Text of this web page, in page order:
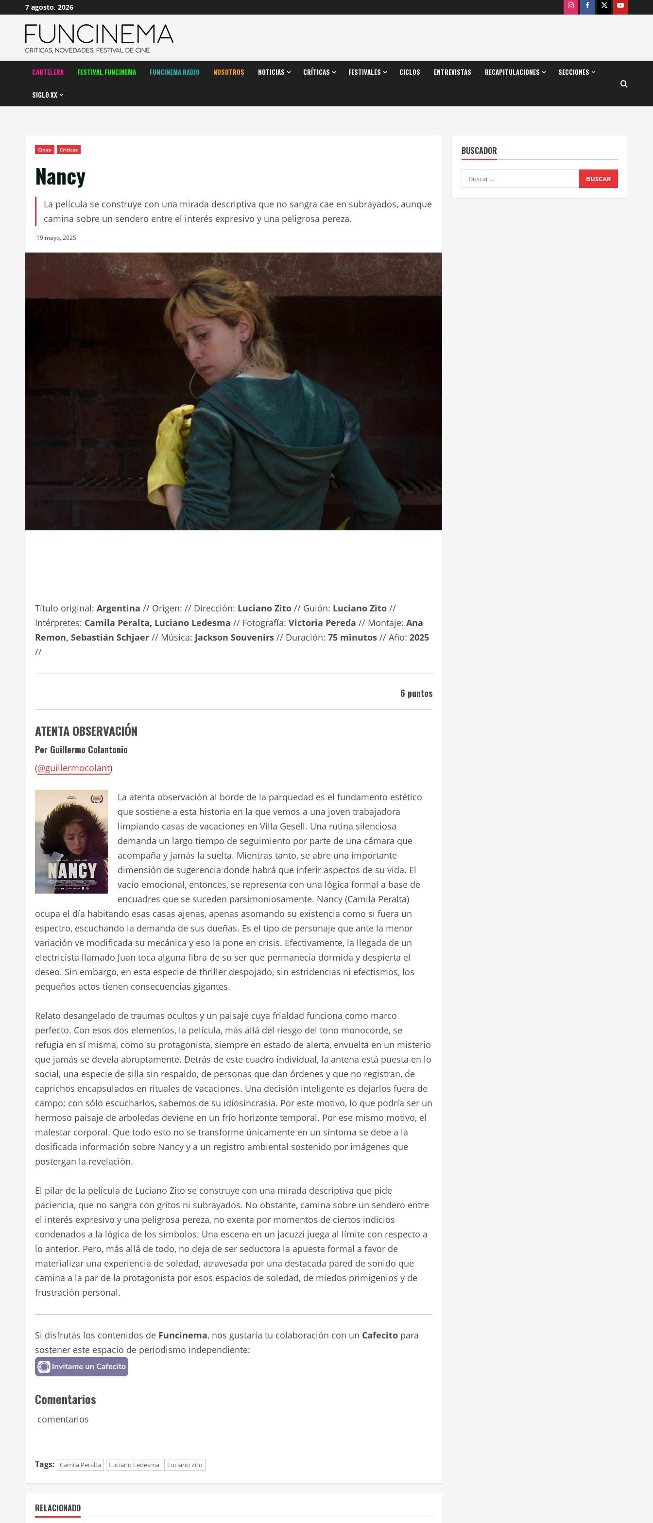
contenido
7 agosto, 2026 InstagramFacebook
X Youtube
CARTELERA FESTIVAL FUNCINEMA FUNCINEMA RADIO NOSOTROS NOTICIAS CRÍTICAS FESTIVALES CICLOS ENTREVISTAS RECAPITULACIONES SECCIONES
SIGLO XX
Cines Críticas
Nancy
La película se construye con una mirada descriptiva que no sangra cae en subrayados, aunque
camina sobre un sendero entre el interés expresivo y una peligrosa pereza.
19 mayo, 2025
Título original: Argentina // Origen: // Dirección: Luciano Zito // Guión: Luciano Zito //
Intérpretes: Camila Peralta, Luciano Ledesma // Fotografía: Victoria Pereda // Montaje: Ana
Remon, Sebastián Schjaer // Música: Jackson Souvenirs // Duración: 75 minutos // Año: 2025
//
6 puntos
ATENTA OBSERVACIÓN
Por Guillermo Colantonio
(@guillermocolant)
La atenta observación al borde de la parquedad es el fundamento estético
que sostiene a esta historia en la que vemos a una joven trabajadora
limpiando casas de vacaciones en Villa Gesell. Una rutina silenciosa
demanda un largo tiempo de seguimiento por parte de una cámara que
acompaña y jamás la suelta. Mientras tanto, se abre una importante
dimensión de sugerencia donde habrá que inferir aspectos de su vida. El
vacío emocional, entonces, se representa con una lógica formal a base de
encuadres que se suceden parsimoniosamente. Nancy (Camila Peralta)
ocupa el día habitando esas casas ajenas, apenas asomando su existencia como si fuera un
espectro, escuchando la demanda de sus dueñas. Es el tipo de personaje que ante la menor
variación ve modificada su mecánica y eso la pone en crisis. Efectivamente, la llegada de un
electricista llamado Juan toca alguna fibra de su ser que permanecía dormida y despierta el
deseo. Sin embargo, en esta especie de thriller despojado, sin estridencias ni efectismos, los
pequeños actos tienen consecuencias gigantes.
Relato desangelado de traumas ocultos y un paisaje cuya frialdad funciona como marco
perfecto. Con esos dos elementos, la película, más allá del riesgo del tono monocorde, se
refugia en sí misma, como su protagonista, siempre en estado de alerta, envuelta en un misterio
que jamás se devela abruptamente. Detrás de este cuadro individual, la antena está puesta en lo
social, una especie de silla sin respaldo, de personas que dan órdenes y que no registran, de
caprichos encapsulados en rituales de vacaciones. Una decisión inteligente es dejarlos fuera de
campo; con sólo escucharlos, sabemos de su idiosincrasia. Por este motivo, lo que podría ser un
hermoso paisaje de arboledas deviene en un frío horizonte temporal. Por ese mismo motivo, el
malestar corporal. Que todo esto no se transforme únicamente en un síntoma se debe a la
dosificada información sobre Nancy y a un registro ambiental sostenido por imágenes que
postergan la revelación.
El pilar de la película de Luciano Zito se construye con una mirada descriptiva que pide
paciencia, que no sangra con gritos ni subrayados. No obstante, camina sobre un sendero entre
el interés expresivo y una peligrosa pereza, no exenta por momentos de ciertos indicios
condenados a la lógica de los símbolos. Una escena en un jacuzzi juega al límite con respecto a
lo anterior. Pero, más allá de todo, no deja de ser seductora la apuesta formal a favor de
materializar una experiencia de soledad, atravesada por una destacada pared de sonido que
camina a la par de la protagonista por esos espacios de soledad, de miedos primigenios y de
frustración personal.
Si disfrutás los contenidos de Funcinema, nos gustaría tu colaboración con un Cafecito para
sostener este espacio de periodismo independiente:
Comentarios
comentarios
Tags: Camila Peralta Luciano Ledesma Luciano Zito
RELACIONADO
BUSCADOR
Buscar: